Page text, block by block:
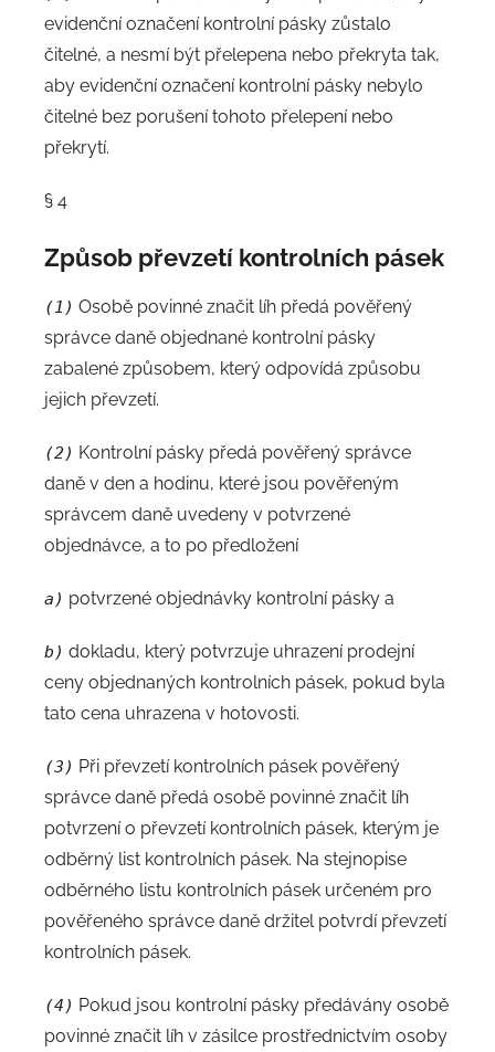
evidenční označení kontrolní pásky zůstalo
čitelné, a nesmí být přelepena nebo překryta tak,
aby evidenční označení kontrolní pásky nebylo
čitelné bez porušení tohoto přelepení nebo
překrytí.
§ 4
Způsob převzetí kontrolních pásek
(1) Osobě povinné značit líh předá pověřený
správce daně objednané kontrolní pásky
zabalené způsobem, který odpovídá způsobu
jejich převzetí.
(2) Kontrolní pásky předá pověřený správce
daně v den a hodinu, které jsou pověřeným
správcem daně uvedeny v potvrzené
objednávce, a to po předložení
a) potvrzené objednávky kontrolní pásky a
b) dokladu, který potvrzuje uhrazení prodejní
ceny objednaných kontrolních pásek, pokud byla
tato cena uhrazena v hotovosti.
(3) Při převzetí kontrolních pásek pověřený
správce daně předá osobě povinné značit líh
potvrzení o převzetí kontrolních pásek, kterým je
odběrný list kontrolních pásek. Na stejnopise
odběrného listu kontrolních pásek určeném pro
pověřeného správce daně držitel potvrdí převzetí
kontrolních pásek.
(4) Pokud jsou kontrolní pásky předávány osobě
povinné značit líh v zásilce prostřednictvím osoby